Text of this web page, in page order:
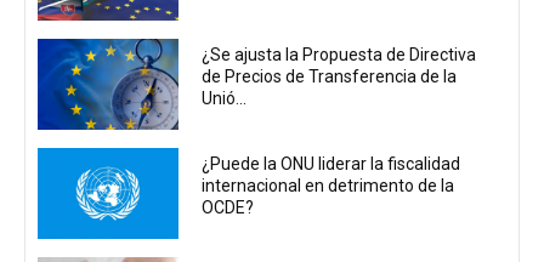
¿Se ajusta la Propuesta de Directiva
de Precios de Transferencia de la
Unió...
¿Puede la ONU liderar la fiscalidad
internacional en detrimento de la
OCDE?